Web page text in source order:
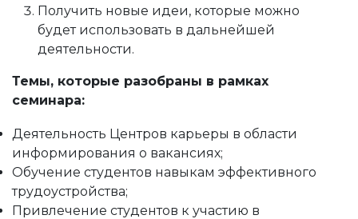
Получить новые идеи, которые можно
будет использовать в дальнейшей
деятельности.
Темы, которые разобраны в рамках
семинара:
Деятельность Центров карьеры в области
информирования о вакансиях;
Обучение студентов навыкам эффективного
трудоустройства;
Привлечение студентов к участию в